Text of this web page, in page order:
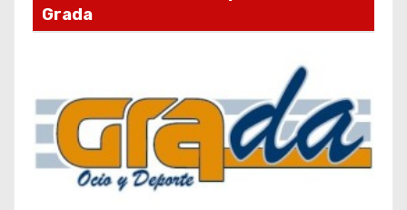
Grada